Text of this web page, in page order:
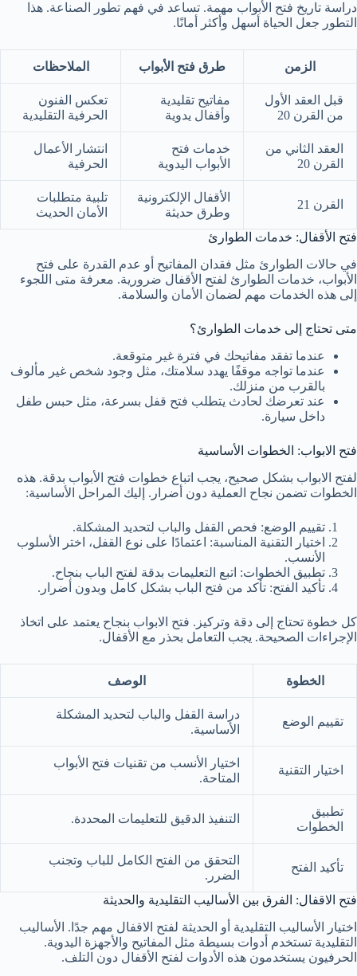
دراسة تاريخ فتح الأبواب مهمة. تساعد في فهم تطور الصناعة. هذا
التطور جعل الحياة أسهل وأكثر أمانًا.
الزمن طرق فتح الأبواب الملاحظات
قبل العقد الأول
من القرن 20
مفاتيح تقليدية
وأقفال يدوية
تعكس الفنون
الحرفية التقليدية
العقد الثاني من
القرن 20
خدمات فتح
الأبواب اليدوية
انتشار الأعمال
الحرفية
القرن 21
الأقفال الإلكترونية
وطرق حديثة
تلبية متطلبات
الأمان الحديث
فتح الأقفال: خدمات الطوارئ
في حالات الطوارئ مثل فقدان المفاتيح أو عدم القدرة على فتح
الأبواب، خدمات الطوارئ لفتح الأقفال ضرورية. معرفة متى اللجوء
إلى هذه الخدمات مهم لضمان الأمان والسلامة.
متى تحتاج إلى خدمات الطوارئ؟
عندما تفقد مفاتيحك في فترة غير متوقعة.
عندما تواجه موقفًا يهدد سلامتك، مثل وجود شخص غير مألوف
بالقرب من منزلك.
عند تعرضك لحادث يتطلب فتح قفل بسرعة، مثل حبس طفل
داخل سيارة.
فتح الابواب: الخطوات الأساسية
لفتح الابواب بشكل صحيح، يجب اتباع خطوات فتح الأبواب بدقة. هذه
الخطوات تضمن نجاح العملية دون أضرار. إليك المراحل الأساسية:
تقييم الوضع: فحص القفل والباب لتحديد المشكلة.
اختيار التقنية المناسبة: اعتمادًا على نوع القفل، اختر الأسلوب
الأنسب.
تطبيق الخطوات: اتبع التعليمات بدقة لفتح الباب بنجاح.
تأكيد الفتح: تأكد من فتح الباب بشكل كامل وبدون أضرار.
كل خطوة تحتاج إلى دقة وتركيز. فتح الابواب بنجاح يعتمد على اتخاذ
الإجراءات الصحيحة. يجب التعامل بحذر مع الأقفال.
الخطوة الوصف
تقييم الوضع
دراسة القفل والباب لتحديد المشكلة
الأساسية.
اختيار التقنية
اختيار الأنسب من تقنيات فتح الأبواب
المتاحة.
تطبيق
الخطوات
التنفيذ الدقيق للتعليمات المحددة.
تأكيد الفتح
التحقق من الفتح الكامل للباب وتجنب
الضرر.
فتح الاقفال: الفرق بين الأساليب التقليدية والحديثة
اختيار الأساليب التقليدية أو الحديثة لفتح الاقفال مهم جدًا. الأساليب
التقليدية تستخدم أدوات بسيطة مثل المفاتيح والأجهزة اليدوية.
الحرفيون يستخدمون هذه الأدوات لفتح الأقفال دون التلف.